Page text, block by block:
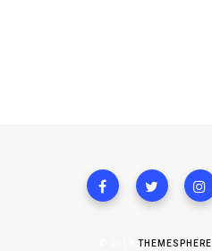
THEMESPHERE